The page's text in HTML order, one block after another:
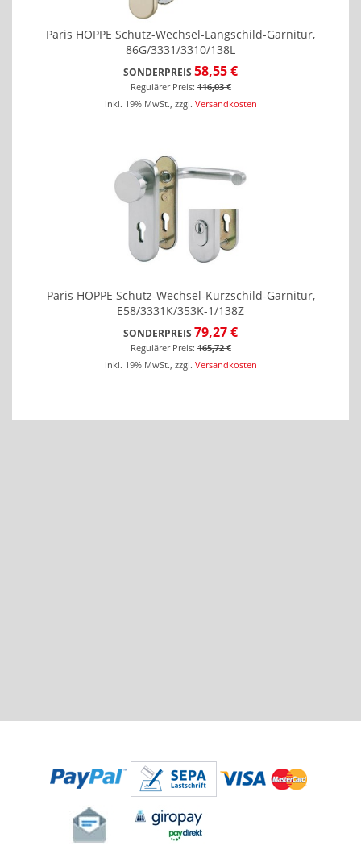
Paris HOPPE Schutz-Wechsel-Langschild-Garnitur,
86G/3331/3310/138L
SONDERPREIS 58,55 €
Regulärer Preis: 116,03 €
inkl. 19% MwSt., zzgl. Versandkosten
Paris HOPPE Schutz-Wechsel-Kurzschild-Garnitur,
E58/3331K/353K-1/138Z
SONDERPREIS 79,27 €
Regulärer Preis: 165,72 €
inkl. 19% MwSt., zzgl. Versandkosten